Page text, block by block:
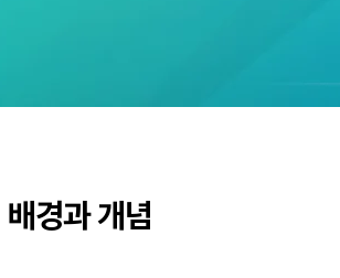
경과 개념